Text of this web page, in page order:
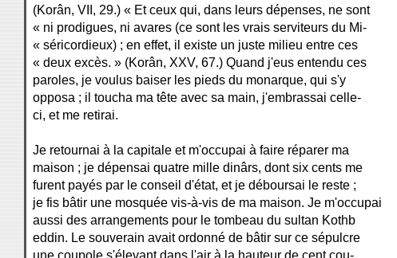
(Korân, VII, 29.) « Et ceux qui, dans leurs dépenses, ne sont
« ni prodigues, ni avares (ce sont les vrais serviteurs du Mi-
« séricordieux) ; en effet, il existe un juste milieu entre ces
« deux excès. » (Korân, XXV, 67.) Quand j'eus entendu ces
paroles, je voulus baiser les pieds du monarque, qui s'y
opposa ; il toucha ma tête avec sa main, j'embrassai celle-
ci, et me retirai.
Je retournai à la capitale et m'occupai à faire réparer ma
maison ; je dépensai quatre mille dinârs, dont six cents me
furent payés par le conseil d'état, et je déboursai le reste ;
je fis bâtir une mosquée vis-à-vis de ma maison. Je m'occupai
aussi des arrangements pour le tombeau du sultan Kothb
eddin. Le souverain avait ordonné de bâtir sur ce sépulcre
une coupole s'élevant dans l'air à la hauteur de cent cou-